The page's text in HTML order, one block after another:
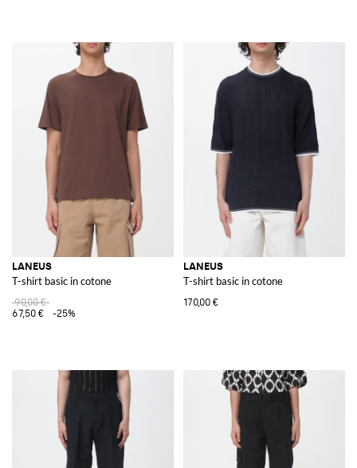
LANEUS
T-shirt basic in cotone
90,00 €
67,50 €
-25%
LANEUS
T-shirt basic in cotone
170,00 €